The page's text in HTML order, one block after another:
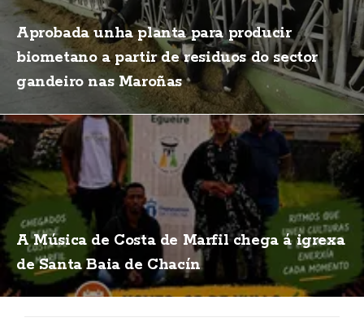
Aprobada unha planta para producir
biometano a partir de residuos do sector
gandeiro nas Maroñas
A Música de Costa de Marfil chega á igrexa
de Santa Baia de Chacín